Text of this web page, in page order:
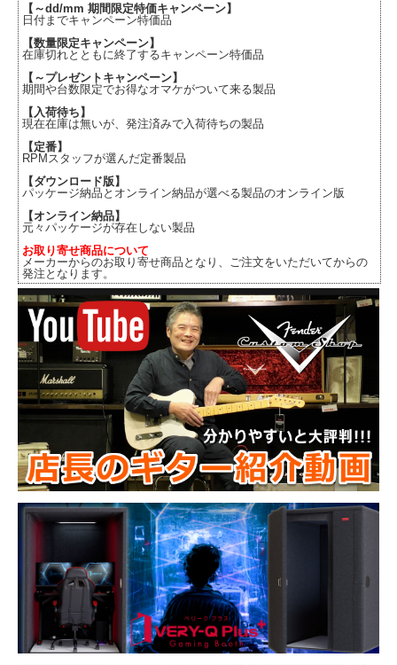
【～dd/mm 期間限定特価キャンペーン】
日付までキャンペーン特価品
【数量限定キャンペーン】
在庫切れとともに終了するキャンペーン特価品
【～プレゼントキャンペーン】
期間や台数限定でお得なオマケがついて来る製品
【入荷待ち】
現在在庫は無いが、発注済みで入荷待ちの製品
【定番】
RPMスタッフが選んだ定番製品
【ダウンロード版】
パッケージ納品とオンライン納品が選べる製品のオンライン版
【オンライン納品】
元々パッケージが存在しない製品
お取り寄せ商品について
メーカーからのお取り寄せ商品となり、ご注文をいただいてからの
発注となります。